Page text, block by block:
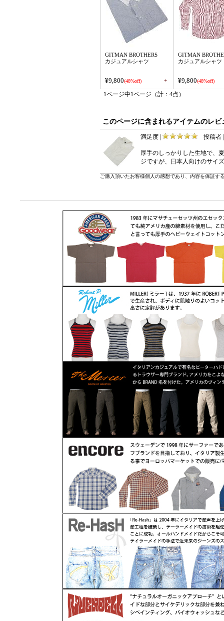
GITMAN BROTHERS
カジュアルシャツ
¥9,800(48%off) +
GITMAN
カジュアルシャツ
¥9,800(48%off)
1ページ中1ページ（計：4点）
このページに含まれるアイテムのレビ
満足度 | 投稿者
厚手のしっかりした生地で、
ジですが、日本人向けのサイ
ご購入頂いたお客様個人の感想であり、内容を保証す